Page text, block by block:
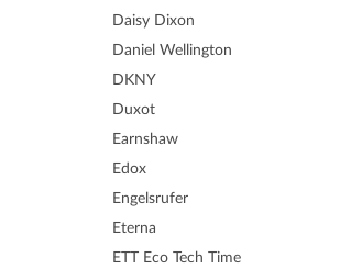
Daisy Dixon
Daniel Wellington
DKNY
Duxot
Earnshaw
Edox
Engelsrufer
Eterna
ETT Eco Tech Time